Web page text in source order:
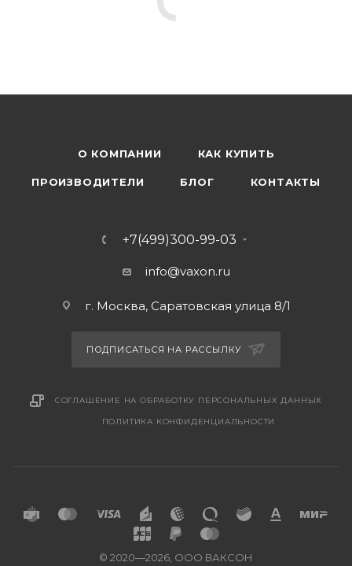
О КОМПАНИИ КАК КУПИТЬ
ПРОИЗВОДИТЕЛИ БЛОГ КОНТАКТЫ
+7(499)300-99-03
info@vaxon.ru
г. Москва, Саратовская улица 8/1
ПОДПИСАТЬСЯ НА РАССЫЛКУ
СОГЛАШЕНИЕ НА ОБРАБОТКУ ПЕРСОНАЛЬНЫХ ДАННЫХ
ПОЛИТИКА КОНФИДЕНЦИАЛЬНОСТИ
© 2020—2026, ООО ВАКСОН